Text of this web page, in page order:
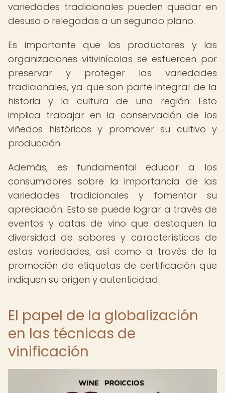
variedades tradicionales pueden quedar en
desuso o relegadas a un segundo plano.
Es importante que los productores y las
organizaciones vitivinícolas se esfuercen por
preservar y proteger las variedades
tradicionales, ya que son parte integral de la
historia y la cultura de una región. Esto
implica trabajar en la conservación de los
viñedos históricos y promover su cultivo y
producción.
Además, es fundamental educar a los
consumidores sobre la importancia de las
variedades tradicionales y fomentar su
apreciación. Esto se puede lograr a través de
eventos y catas de vino que destaquen la
diversidad de sabores y características de
estas variedades, así como a través de la
promoción de etiquetas de certificación que
indiquen su origen y autenticidad.
El papel de la globalización
en las técnicas de
vinificación